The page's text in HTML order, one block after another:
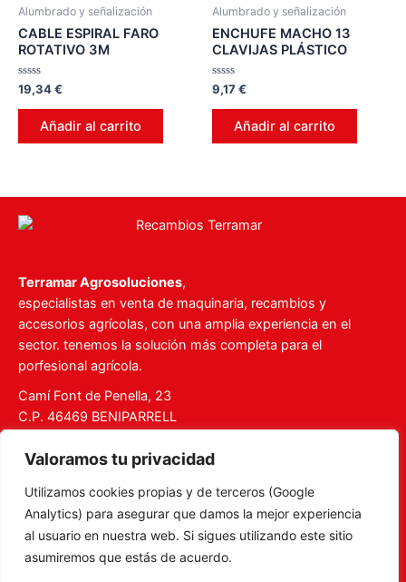
Valoramos tu privacidad
Utilizamos cookies propias y de terceros (Google
Analytics) para asegurar que damos la mejor experiencia
al usuario en nuestra web. Si sigues utilizando este sitio
asumiremos que estás de acuerdo.
Alumbrado y señalización
CABLE ESPIRAL FARO
ROTATIVO 3M
Valorado
en
0
19,34€
Añadir al carrito
Alumbrado y señalización
ENCHUFE MACHO 13
CLAVIJAS PLÁSTICO
Valorado
en
0
9,17€
Añadir al carrito
Terramar Agrosoluciones,
especialistas en venta de maquinaria, recambios y
accesorios agrícolas, con una amplia experiencia en el
sector. tenemos la solución más completa para el
porfesional agrícola.
Camí Font de Penella, 23
C.P. 46469 BENIPARRELL
ventas@recambiosterramar.com
Mi Cuenta
Carrito
Aviso legal